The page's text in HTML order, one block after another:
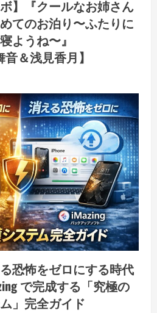
】『クールなお姉さん
てのお泊り〜ふたりに
ようね〜』
音＆浅見香月】
恐怖をゼロにする時代
で完成する「究極の
」完全ガイド